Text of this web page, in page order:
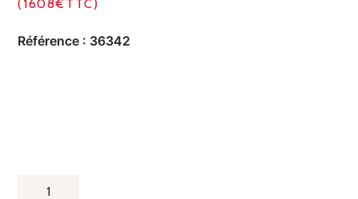
(1608€TTC)
Référence : 36342
QUANTITÉ